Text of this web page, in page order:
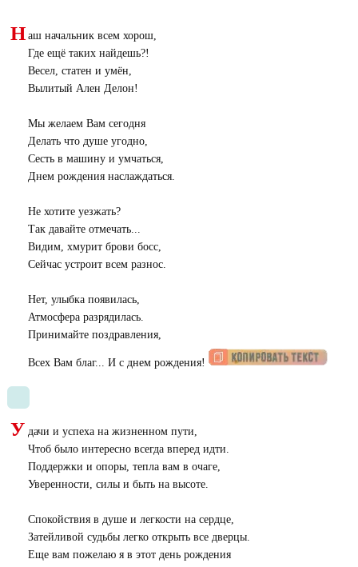
Н аш начальник всем хорош,
Где ещё таких найдешь?!
Весел, статен и умён,
Вылитый Ален Делон!
Мы желаем Вам сегодня
Делать что душе угодно,
Сесть в машину и умчаться,
Днем рождения наслаждаться.
Не хотите уезжать?
Так давайте отмечать...
Видим, хмурит брови босс,
Сейчас устроит всем разнос.
Нет, улыбка появилась,
Атмосфера разрядилась.
Принимайте поздравления,
Всех Вам благ... И с днем рождения!
У дачи и успеха на жизненном пути,
Чтоб было интересно всегда вперед идти.
Поддержки и опоры, тепла вам в очаге,
Уверенности, силы и быть на высоте.
Спокойствия в душе и легкости на сердце,
Затейливой судьбы легко открыть все дверцы.
Еще вам пожелаю я в этот день рождения